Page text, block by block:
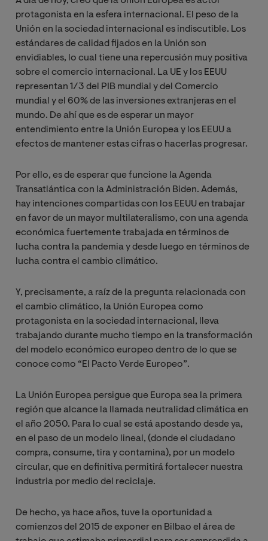
protagonista en la esfera internacional. El peso de la
Unión en la sociedad internacional es indiscutible. Los
estándares de calidad fijados en la Unión son
envidiables, lo cual tiene una repercusión muy positiva
sobre el comercio internacional. La UE y los EEUU
representan 1/3 del PIB mundial y del Comercio
mundial y el 60% de las inversiones extranjeras en el
mundo. De ahí que es de esperar un mayor
entendimiento entre la Unión Europea y los EEUU a
efectos de mantener estas cifras o hacerlas progresar.
Por ello, es de esperar que funcione la Agenda
Transatlántica con la Administración Biden. Además,
hay intenciones compartidas con los EEUU en trabajar
en favor de un mayor multilateralismo, con una agenda
económica fuertemente trabajada en términos de
lucha contra la pandemia y desde luego en términos de
lucha contra el cambio climático.
Y, precisamente, a raíz de la pregunta relacionada con
el cambio climático, la Unión Europea como
protagonista en la sociedad internacional, lleva
trabajando durante mucho tiempo en la transformación
del modelo económico europeo dentro de lo que se
conoce como “El Pacto Verde Europeo”.
La Unión Europea persigue que Europa sea la primera
región que alcance la llamada neutralidad climática en
el año 2050. Para lo cual se está apostando desde ya,
en el paso de un modelo lineal, (donde el ciudadano
compra, consume, tira y contamina), por un modelo
circular, que en definitiva permitirá fortalecer nuestra
industria por medio del reciclaje.
De hecho, ya hace años, tuve la oportunidad a
comienzos del 2015 de exponer en Bilbao el área de